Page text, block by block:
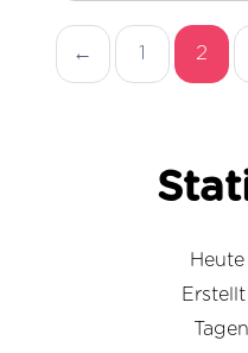
← 1 2